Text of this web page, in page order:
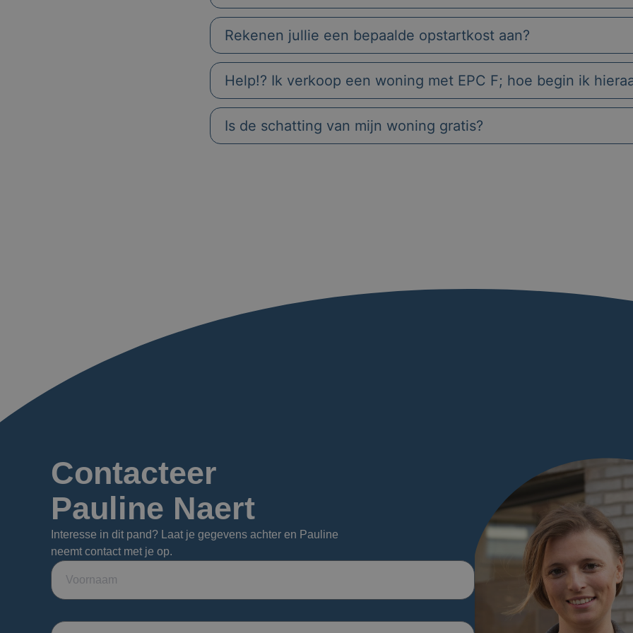
Rekenen jullie een bepaalde opstartkost aan?
Help!? Ik verkoop een woning met EPC F; hoe begin ik
Is de schatting van mijn woning gratis?
Contacteer
Pauline Naert
Interesse in dit pand? Laat je gegevens achter en Pauline
neemt contact met je op.